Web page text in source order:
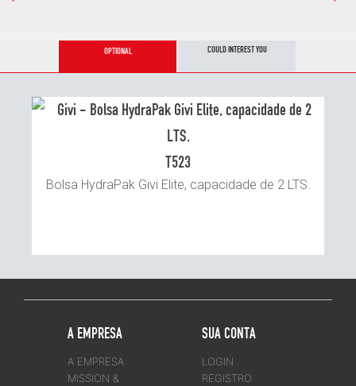
OPTIONAL COULD INTEREST YOU
T523
Bolsa HydraPak Givi Elite, capacidade de 2 LTS.
A EMPRESA
A EMPRESA
MISSION &
SUA CONTA
LOGIN
REGISTRO